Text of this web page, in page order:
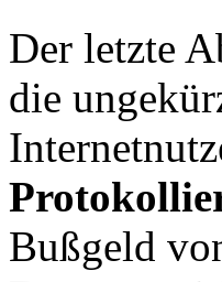
Der letzte
die
Bußgeld